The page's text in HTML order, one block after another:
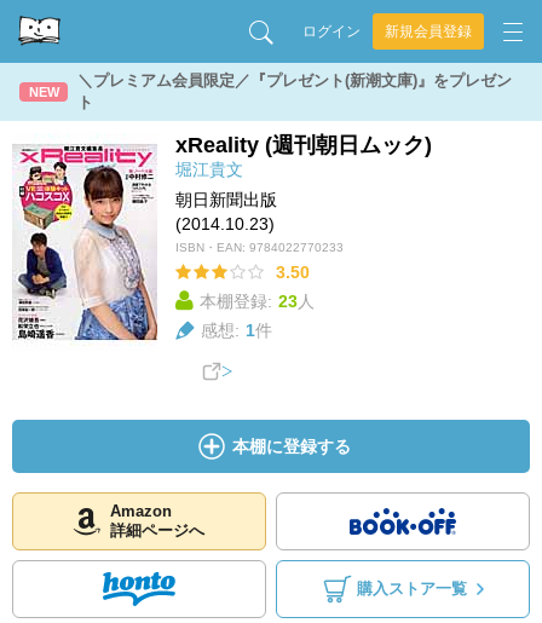
ログイン 新規会員登録
NEW
＼プレミアム会員限定／『プレゼント(新潮文庫)』をプレゼン
ト
xReality (週刊朝日ムック)
堀江貴文
朝日新聞出版
(2014.10.23)
ISBN・EAN: 9784022770233
3.50
本棚登録: 23人
感想: 1件
本棚に登録する
Amazon
詳細ページへ
購入ストア一覧